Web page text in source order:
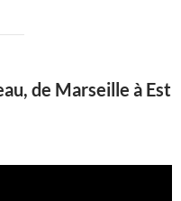
de Marseille à Est